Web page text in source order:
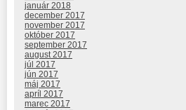
január 2018
december 2017
november 2017
október 2017
september 2017
august 2017
júl 2017
jún 2017
máj 2017
apríl 2017
marec 2017